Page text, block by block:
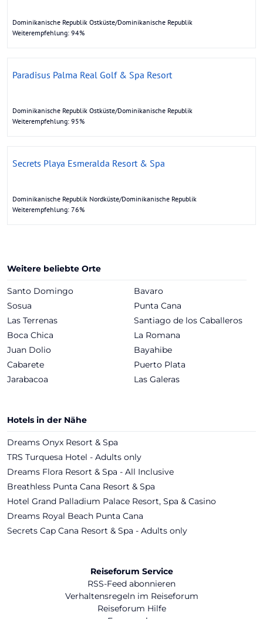
Dominikanische Republik Ostküste/Dominikanische Republik
Weiterempfehlung: 94%
Paradisus Palma Real Golf & Spa Resort
Dominikanische Republik Ostküste/Dominikanische Republik
Weiterempfehlung: 95%
Secrets Playa Esmeralda Resort & Spa
Dominikanische Republik Nordküste/Dominikanische Republik
Weiterempfehlung: 76%
Weitere beliebte Orte
Santo Domingo
Bavaro
Sosua
Punta Cana
Las Terrenas
Santiago de los Caballeros
Boca Chica
La Romana
Juan Dolio
Bayahibe
Cabarete
Puerto Plata
Jarabacoa
Las Galeras
Hotels in der Nähe
Dreams Onyx Resort & Spa
TRS Turquesa Hotel - Adults only
Dreams Flora Resort & Spa - All Inclusive
Breathless Punta Cana Resort & Spa
Hotel Grand Palladium Palace Resort, Spa & Casino
Dreams Royal Beach Punta Cana
Secrets Cap Cana Resort & Spa - Adults only
Reiseforum Service
RSS-Feed abonnieren
Verhaltensregeln im Reiseforum
Reiseforum Hilfe